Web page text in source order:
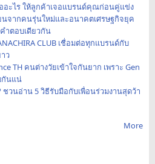
ออะไร ให้ลูกค้าเจอแบรนด์คุณก่อนคู่แข่ง
ยนจากคนรุ่นใหม่และอนาคตเศรษฐกิจยุค
ำตอบเดียวกัน
CLUB เชื่อมต่อทุกแบรนด์กับ
ว
TH คนต่างวัยเข้าใจกันยาก เพราะ Gen
กันแน่
ชวนอ่าน 5 วิธีรับมือกับเพื่อนร่วมงานสุดว้า
More